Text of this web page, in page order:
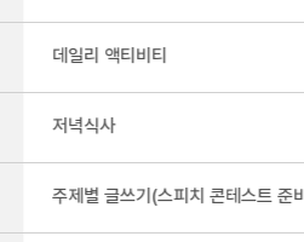
데일리 액티비티
저녁식사
주제별 글쓰기(스피치 콘테스트 준